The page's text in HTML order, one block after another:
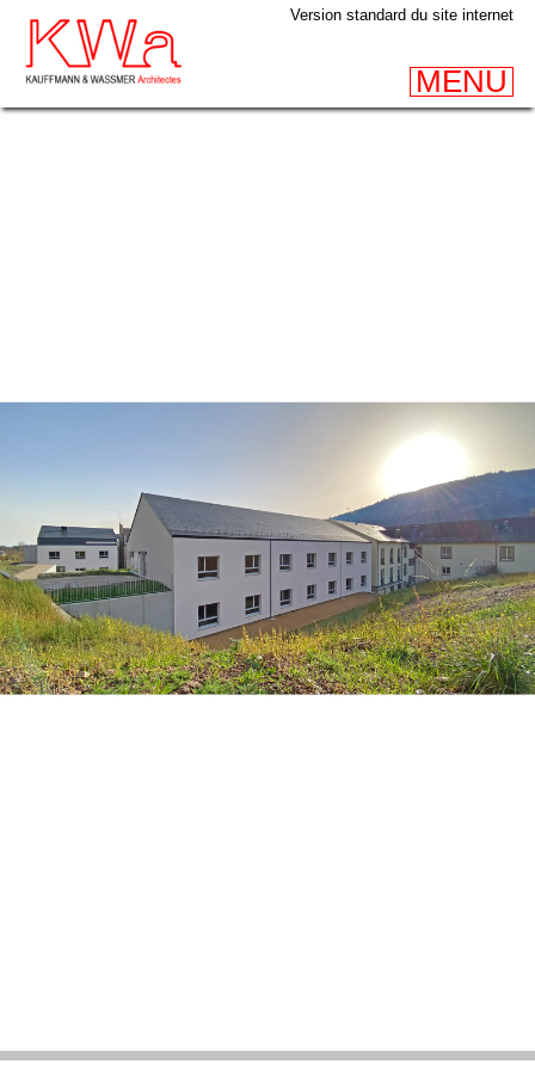
Version standard du site internet
MENU